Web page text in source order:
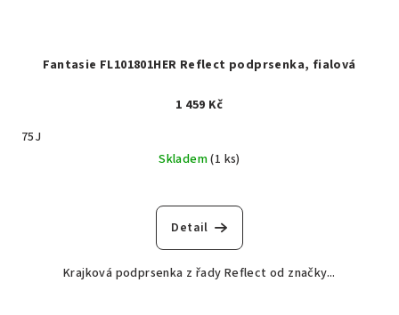
Fantasie FL101801HER Reflect podprsenka, fialová
1 459 Kč
75J
Skladem(1 ks)
Detail
Krajková podprsenka z řady Reflect od značky...